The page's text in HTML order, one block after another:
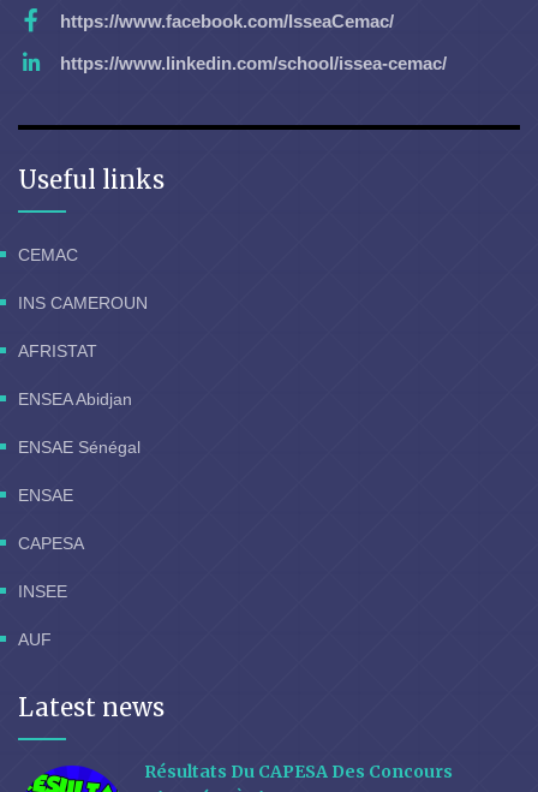
https://www.facebook.com/IsseaCemac/
https://www.linkedin.com/school/issea-cemac/
Useful links
CEMAC
INS CAMEROUN
AFRISTAT
ENSEA Abidjan
ENSAE Sénégal
ENSAE
CAPESA
INSEE
AUF
Latest news
Résultats Du CAPESA Des Concours